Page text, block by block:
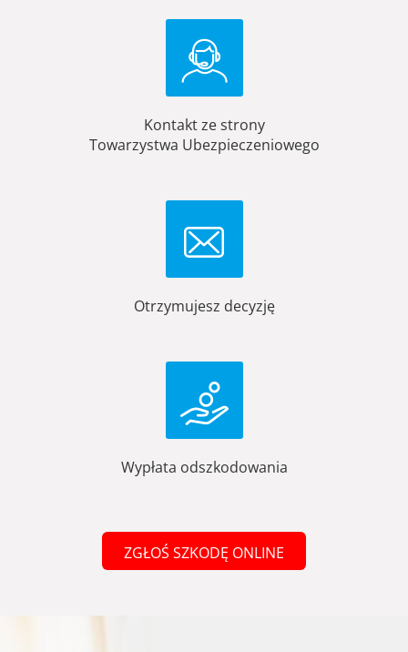
Kontakt ze strony
Towarzystwa Ubezpieczeniowego
Otrzymujesz decyzję
Wypłata odszkodowania
ZGŁOŚ SZKODĘ ONLINE